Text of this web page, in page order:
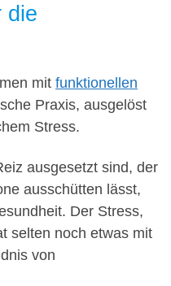
die
mit funktionellen
Praxis, ausgelöst
Stress.
ausgesetzt sind, der
ausschütten lässt,
Der Stress,
selten noch etwas mit
von